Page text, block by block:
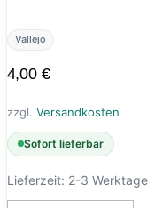
Vallejo
4,00 €
zzgl. Versandkosten
Sofort lieferbar
Lieferzeit: 2-3 Werktage